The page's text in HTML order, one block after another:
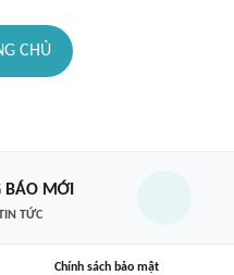
CHỦ
BÁO MỚI
TỨC
Chính sách bảo mật